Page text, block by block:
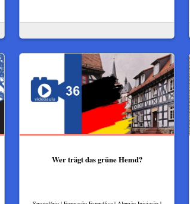
Wer trägt das grüne Hemd?